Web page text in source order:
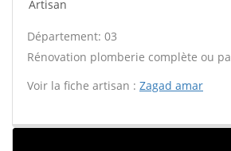
Artisan
Département: 03
Rénovation plomberie complète ou
Voir la fiche artisan : Zagad amar